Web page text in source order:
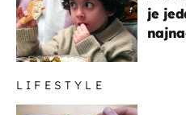
je
LIFESTYLE